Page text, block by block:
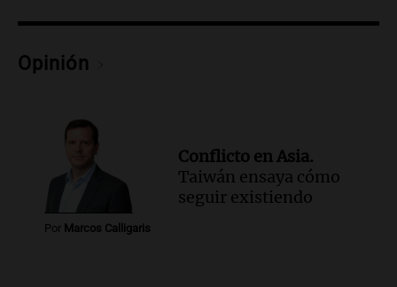
relato mentiroso"
Episodios
Opinión
Por Marcos Calligaris
Conflicto en Asia.
Taiwán ensaya cómo
seguir existiendo